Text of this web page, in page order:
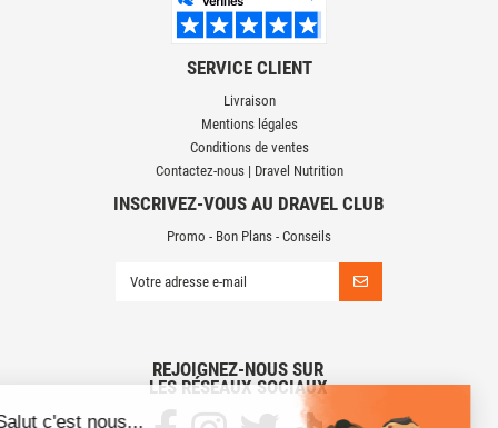
SERVICE CLIENT
Livraison
Mentions légales
Conditions de ventes
Contactez-nous | Dravel Nutrition
INSCRIVEZ-VOUS AU DRAVEL CLUB
Promo - Bon Plans - Conseils
REJOIGNEZ-NOUS SUR
LES RÉSEAUX SOCIAUX